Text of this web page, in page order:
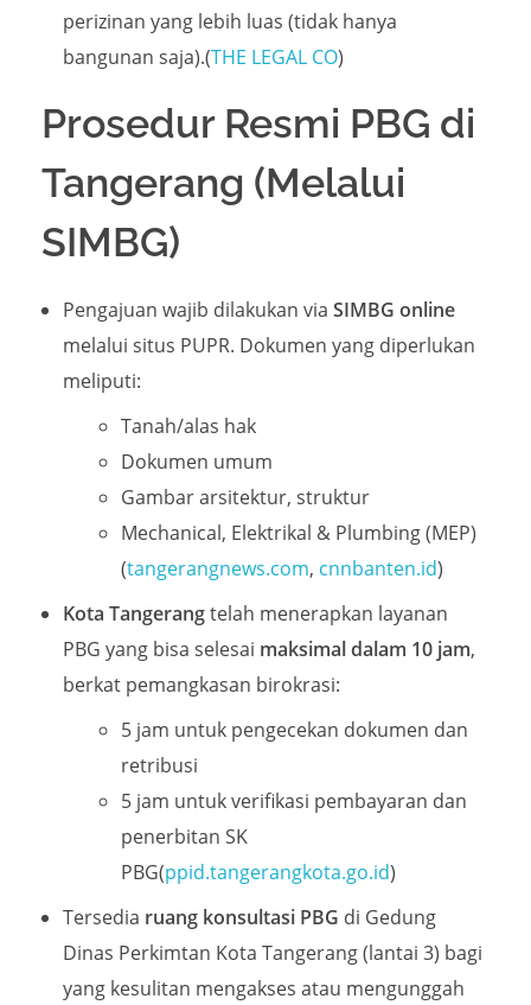
perizinan yang lebih luas (tidak hanya
bangunan saja).(THE LEGAL CO)
Prosedur Resmi PBG di
Tangerang (Melalui
SIMBG)
Pengajuan wajib dilakukan via SIMBG online
melalui situs PUPR. Dokumen yang diperlukan
meliputi:
Tanah/alas hak
Dokumen umum
Gambar arsitektur, struktur
Mechanical, Elektrikal & Plumbing (MEP)
(tangerangnews.com, cnnbanten.id)
Kota Tangerangtelah menerapkan layanan
PBG yang bisa selesai maksimal dalam 10 jam,
berkat pemangkasan birokrasi:
5 jam untuk pengecekan dokumen dan
retribusi
5 jam untuk verifikasi pembayaran dan
penerbitan SK
PBG(ppid.tangerangkota.go.id)
Tersedia ruang konsultasi PBG di Gedung
Dinas Perkimtan Kota Tangerang (lantai 3) bagi
yang kesulitan mengakses atau mengunggah